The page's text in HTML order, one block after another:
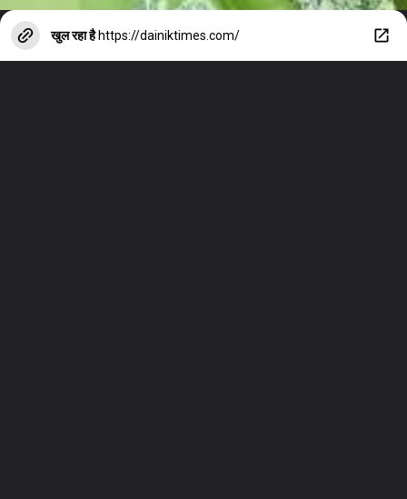
खुल रहा है https://dainiktimes.com/